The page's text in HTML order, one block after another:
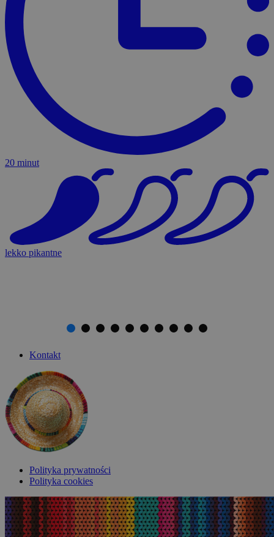
20 minut
lekko pikantne
Kontakt
Polityka prywatności
Polityka cookies